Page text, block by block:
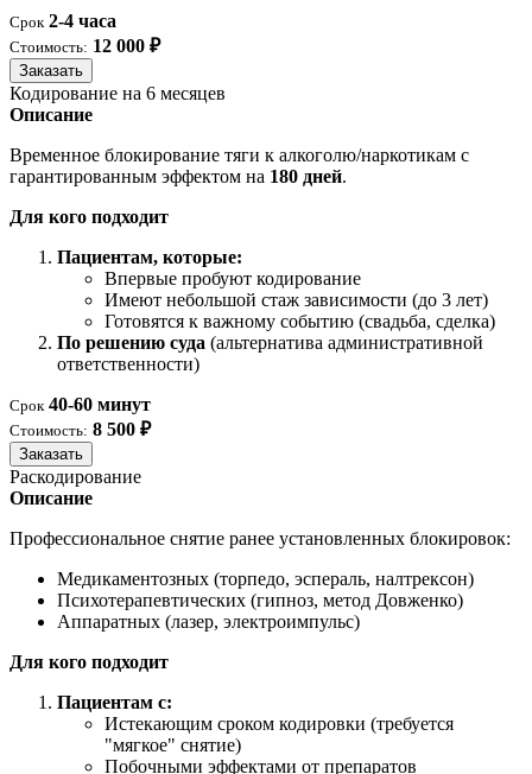
Срок 2-4 часа
Стоимость: 12 000 ₽
Заказать
Кодирование на 6 месяцев
Описание
Временное блокирование тяги к алкоголю/наркотикам с
гарантированным эффектом на 180 дней.
Для кого подходит
Пациентам, которые:
Впервые пробуют кодирование
Имеют небольшой стаж зависимости (до 3 лет)
Готовятся к важному событию (свадьба, сделка)
По решению суда (альтернатива административной
ответственности)
Срок 40-60 минут
Стоимость: 8 500 ₽
Заказать
Раскодирование
Описание
Профессиональное снятие ранее установленных блокировок:
Медикаментозных (торпедо, эспераль, налтрексон)
Психотерапевтических (гипноз, метод Довженко)
Аппаратных (лазер, электроимпульс)
Для кого подходит
Пациентам с:
Истекающим сроком кодировки (требуется
"мягкое" снятие)
Побочными эффектами от препаратов